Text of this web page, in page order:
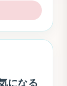
になる